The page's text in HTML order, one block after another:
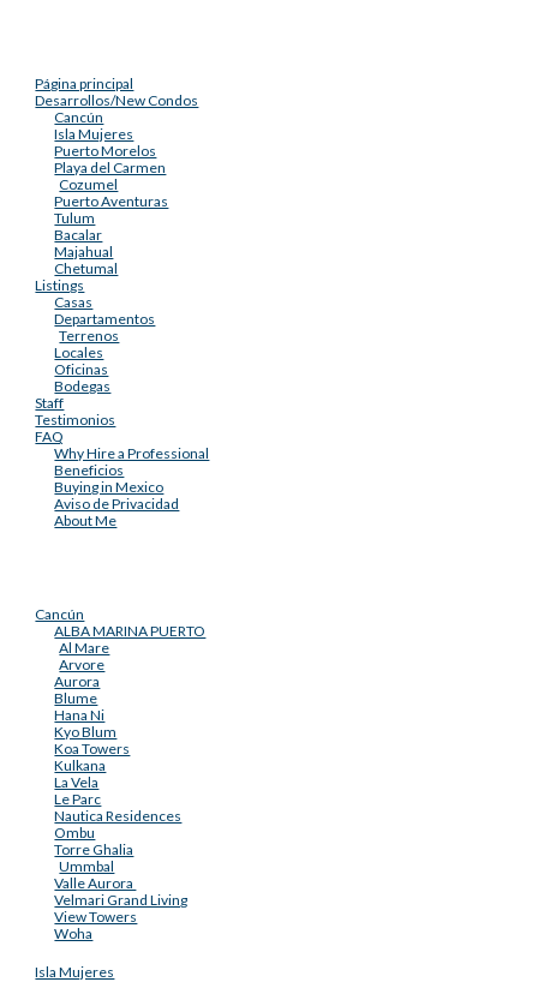
Página principal
Desarrollos/New Condos
Cancún
Isla Mujeres
Puerto Morelos
Playa del Carmen
Cozumel
Puerto Aventuras
Tulum
Bacalar
Majahual
Chetumal
Listings
Casas
Departamentos
Terrenos
Locales
Oficinas
Bodegas
Staff
Testimonios
FAQ
Why Hire a Professional
Beneficios
Buying in Mexico
Aviso de Privacidad
About Me
Cancún
ALBA MARINA PUERTO
Al Mare
Arvore
Aurora
Blume
Hana Ni
Kyo Blum
Koa Towers
Kulkana
La Vela
Le Parc
Nautica Residences
Ombu
Torre Ghalia
Ummbal
Valle Aurora
Velmari Grand Living
View Towers
Woha
Isla Mujeres